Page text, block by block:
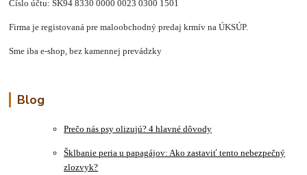
Číslo účtu: SK94 8330 0000 0023 0300 1501
Firma je registovaná pre maloobchodný predaj krmív na ÚKSÚP.
Sme iba e-shop, bez kamennej prevádzky
Blog
Prečo nás psy olizujú? 4 hlavné dôvody
Šklbanie peria u papagájov: Ako zastaviť tento nebezpečný
zlozvyk?